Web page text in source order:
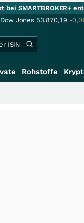
bei SMARTBROKER+
Dow Jones 53.870,19 -
Rohstoffe